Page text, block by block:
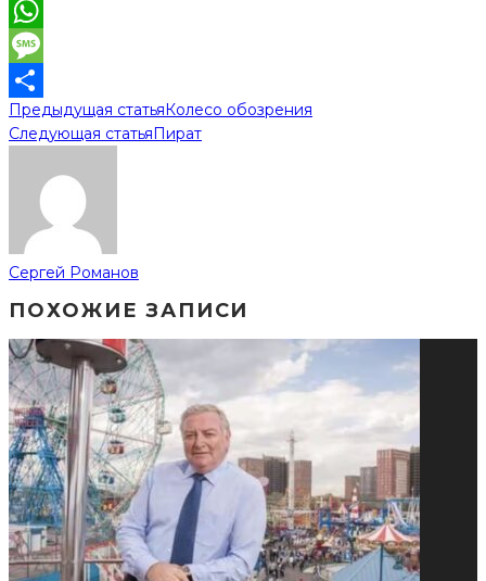
Pinterest
WhatsApp
Message
Отправить
Предыдущая статьяКолесо обозрения
Следующая статьяПират
Сергей Романов
ПОХОЖИЕ ЗАПИСИ